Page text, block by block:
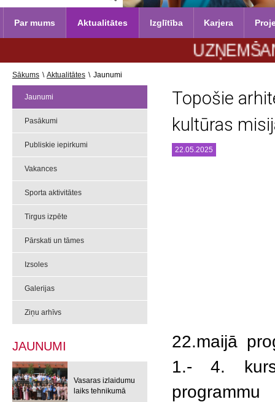
Par mums Aktualitātes Izglītība Karjera
UZŅEMŠANA
Sākums \ Aktualitātes \ Jaunumi
Jaunumi
Pasākumi
Publiskie iepirkumi
Vakances
Sporta aktivitātes
Tirgus izpēte
Pārskati un tāmes
Izsoles
Galerijas
Ziņu arhīvs
JAUNUMI
Vasaras izlaidumu
laiks tehnikumā
Topošie
kultūras
22.05.2025
22.maijā
1.- 4.